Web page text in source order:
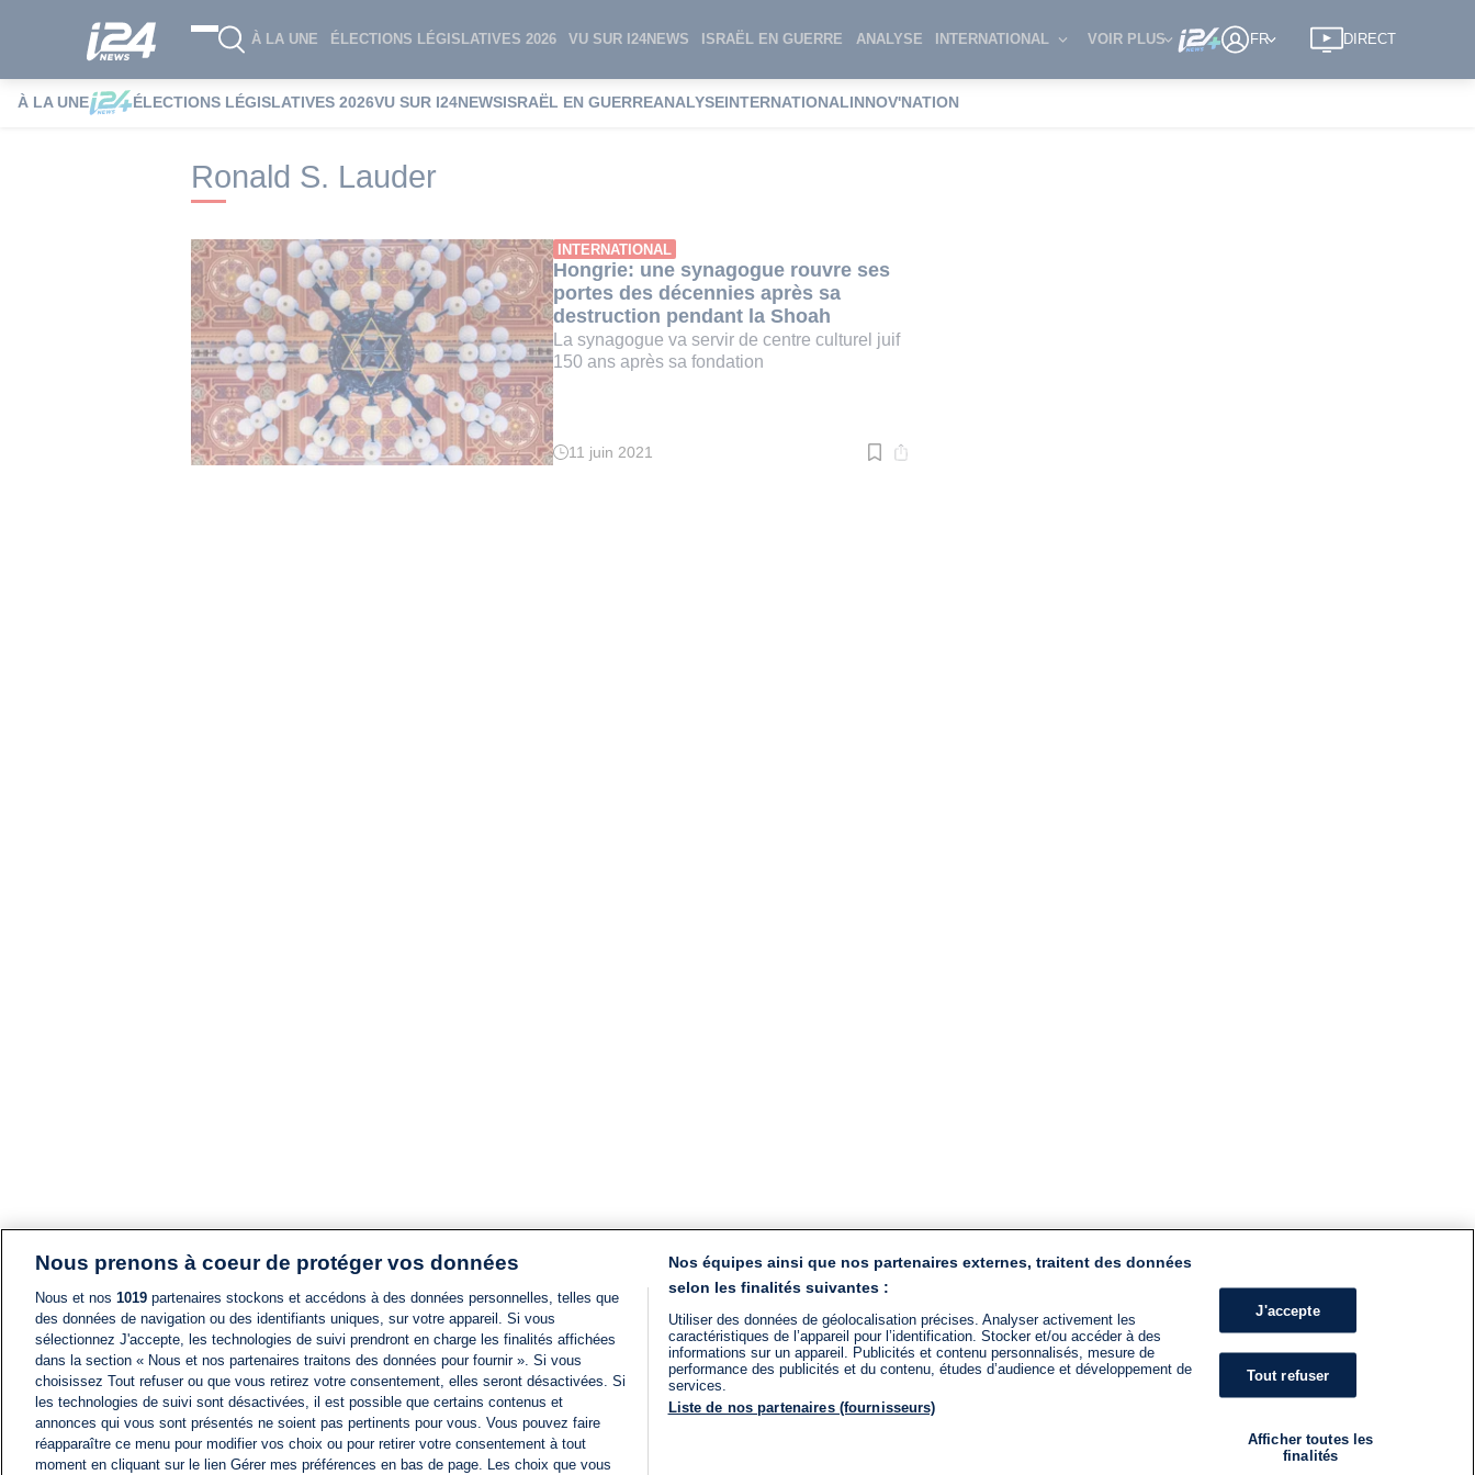
À LA UNE ÉLECTIONS LÉGISLATIVES 2026 VU SUR I24NEWS ISRAËL EN GUERRE ANALYSE INTERNATIONAL VOIR PLUS FR DIRECT
À LA UNE ÉLECTIONS LÉGISLATIVES 2026VU SUR I24NEWSISRAËL EN GUERREANALYSEINTERNATIONALINNOV'NATION
i24NEWS i24NEWS Tags index Ronald S. Lauder
Ronald S. Lauder
INTERNATIONAL
Hongrie: une synagogue rouvre ses
portes des décennies après sa
destruction pendant la Shoah
La synagogue va servir de centre culturel juif
150 ans après sa fondation
Temps
11 juin 2021
Nous prenons à coeur de protéger vos données
Nous et nos 1019 partenaires stockons et accédons à des données personnelles, telles que
des données de navigation ou des identifiants uniques, sur votre appareil. Si vous
sélectionnez J'accepte, les technologies de suivi prendront en charge les finalités affichées
dans la section « Nous et nos partenaires traitons des données pour fournir ». Si vous
choisissez Tout refuser ou que vous retirez votre consentement, elles seront désactivées. Si
les technologies de suivi sont désactivées, il est possible que certains contenus et
annonces qui vous sont présentés ne soient pas pertinents pour vous. Vous pouvez faire
réapparaître ce menu pour modifier vos choix ou pour retirer votre consentement à tout
moment en cliquant sur le lien Gérer mes préférences en bas de page. Les choix que vous
Nos équipes ainsi que nos partenaires externes, traitent des données
selon les finalités suivantes :
Utiliser des données de géolocalisation précises. Analyser activement les
caractéristiques de l’appareil pour l’identification. Stocker et/ou accéder à des
informations sur un appareil. Publicités et contenu personnalisés, mesure de
performance des publicités et du contenu, études d’audience et développement de
services.
Liste de nos partenaires (fournisseurs)
J'accepte
Tout refuser
Afficher toutes les
finalités